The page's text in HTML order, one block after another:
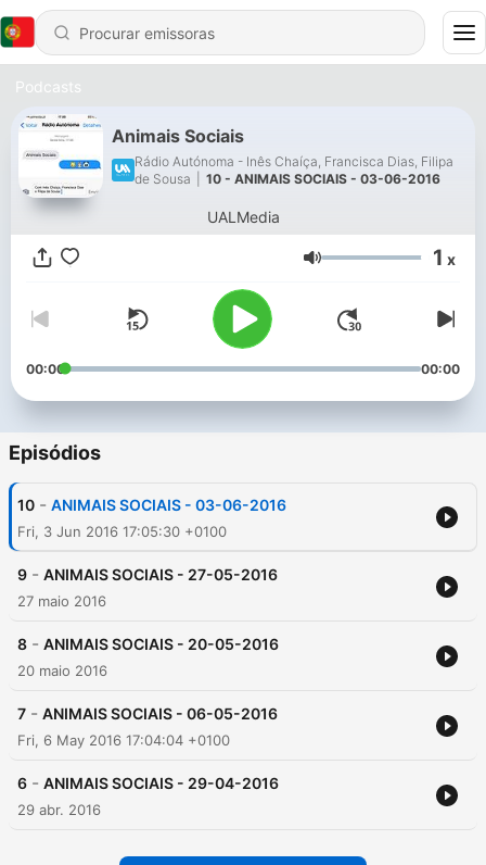
Podcasts
Animais Sociais
Rádio Autónoma - Inês Chaíça, Francisca Dias, Filipa
de Sousa
10 - ANIMAIS SOCIAIS - 03-06-2016
UALMedia
Volume 1 x
00:00 00:00
Episódios
10 - ANIMAIS SOCIAIS - 03-06-2016
Fri, 3 Jun 2016 17:05:30 +0100
9 - ANIMAIS SOCIAIS - 27-05-2016
27 maio 2016
8 - ANIMAIS SOCIAIS - 20-05-2016
20 maio 2016
7 - ANIMAIS SOCIAIS - 06-05-2016
Fri, 6 May 2016 17:04:04 +0100
6 - ANIMAIS SOCIAIS - 29-04-2016
29 abr. 2016